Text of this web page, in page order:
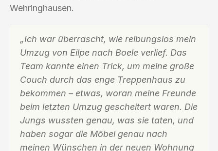
Wehringhausen.
„Ich war überrascht, wie reibungslos mein
Umzug von Eilpe nach Boele verlief. Das
Team kannte einen Trick, um meine große
Couch durch das enge Treppenhaus zu
bekommen – etwas, woran meine Freunde
beim letzten Umzug gescheitert waren. Die
Jungs wussten genau, was sie taten, und
haben sogar die Möbel genau nach
meinen Wünschen in der neuen Wohnung